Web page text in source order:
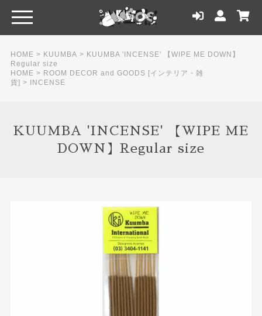
HOME > KUUMBA > KUUMBA 'INCENSE' 【WIPE ME DOWN】
Regular size
HOME > ROOM DECOR and GOODS [インテリア・雑
貨] > INCENSE
KUUMBA 'INCENSE' 【WIPE ME
DOWN】Regular size